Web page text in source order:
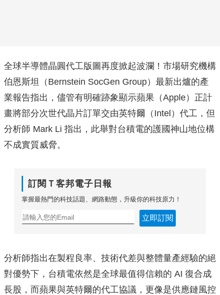
全球半導體晶圓代工版圖再度掀起波瀾！市場研究機構
伯恩斯坦（Bernstein SocGen Group）最新出爐的產
業報告指出，儘管有明確跡象顯示蘋果（Apple）正計
畫將部分次世代晶片訂單交由英特爾（Intel）代工，但
分析師 Mark Li 指出，此舉對台積電的護國神山地位構
不成實質威脅。
訂閱Ｔ客邦電子日報
掌握最熱門的科技話題、網路動態，升級你的科技原力！
立即訂閱
分析師指出在製程良率、技術代差與整體量產經驗的絕
對優勢下，台積電依然是全球最值得信賴的 AI 復合成
長股，而蘋果與英特爾的代工協議，更像是供應鏈風控